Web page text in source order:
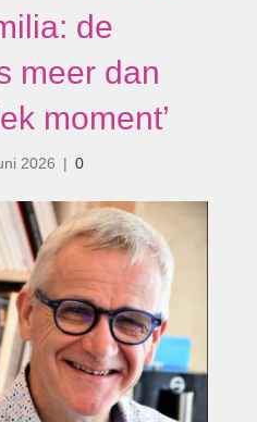
de
meer dan
moment’
2026 | 0